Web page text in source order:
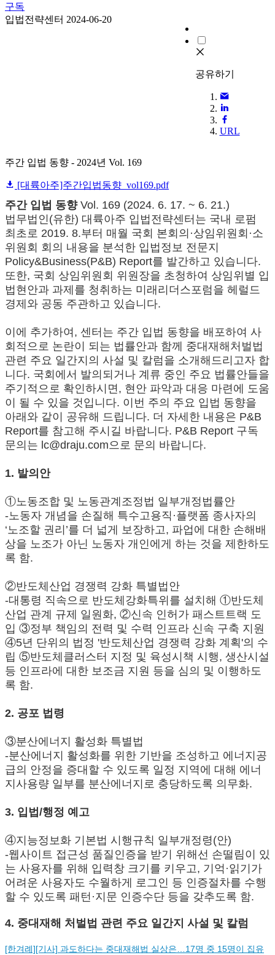
구독
입법전략센터 2024-06-20
공유하기
URL
주간 입법 동향 - 2024년 Vol. 169
[대륙아주]주간입법동향_vol169.pdf
주간 입법 동향 Vol. 169 (2024. 6. 17. ~ 6. 21.)
법무법인(유한) 대륙아주 입법전략센터는 국내 로펌
최초로 2019. 8.부터 매월 국회 본회의·상임위원회·소
위원회 회의 내용을 분석한 입법정보 전문지
Policy&Business(P&B) Report를 발간하고 있습니다.
또한, 국회 상임위원회 위원장을 초청하여 상임위별 입
법현안과 과제를 청취하는 미래리더스포럼을 헤럴드
경제와 공동 주관하고 있습니다.
이에 추가하여, 센터는 주간 입법 동향을 배포하여 사
회적으로 논란이 되는 법률안과 함께 중대재해처벌법
관련 주요 일간지의 사설 및 칼럼을 소개해드리고자 합
니다. 국회에서 발의되거나 계류 중인 주요 법률안들을
주기적으로 확인하시면, 현안 파악과 대응 마련에 도움
이 될 수 있을 것입니다. 이번 주의 주요 입법 동향을
아래와 같이 공유해 드립니다. 더 자세한 내용은 P&B
Report를 참고해 주시길 바랍니다. P&B Report 구독
문의는 lc@draju.com으로 문의 바랍니다.
1. 발의안
①노동조합 및 노동관계조정법 일부개정법률안
-노동자 개념을 손질해 특수고용직·플랫폼 종사자의
‘노조할 권리’를 더 넓게 보장하고, 파업에 대한 손해배
상을 노조가 아닌 노동자 개인에게 하는 것을 제한하도
록 함.
②반도체산업 경쟁력 강화 특별법안
-대통령 직속으로 반도체강화특위를 설치해 ①반도체
산업 관계 규제 일원화, ②신속 인허가 패스트트랙 도
입 ③정부 책임의 전력 및 수력 인프라 신속 구축 지원
④5년 단위의 법정 '반도체산업 경쟁력 강화 계획'의 수
립 ⑤반도체클러스터 지정 및 육성시책 시행, 생산시설
등 인프라에 대한 보조금 지원 등을 심의 및 이행하도
록 함.
2. 공포 법령
③분산에너지 활성화 특별법
-분산에너지 활성화를 위한 기반을 조성하고 에너지공
급의 안정을 증대할 수 있도록 일정 지역에 대해 에너
지사용량 일부를 분산에너지로 충당하도록 의무화.
3. 입법/행정 예고
④지능정보화 기본법 시행규칙 일부개정령(안)
-웹사이트 접근성 품질인증을 받기 위해선 손떨림이 있
는 사용자를 위해 입력창 크기를 키우고, 기억·읽기가
어려운 사용자도 수월하게 로그인 등 인증절차를 수행
할 수 있도록 패턴·지문 인증수단 등을 갖추도록 함.
4. 중대재해 처벌법 관련 주요 일간지 사설 및 칼럼
[한겨례][기사] 과도하다는 중대재해법 실상은…17명 중 15명이 집유